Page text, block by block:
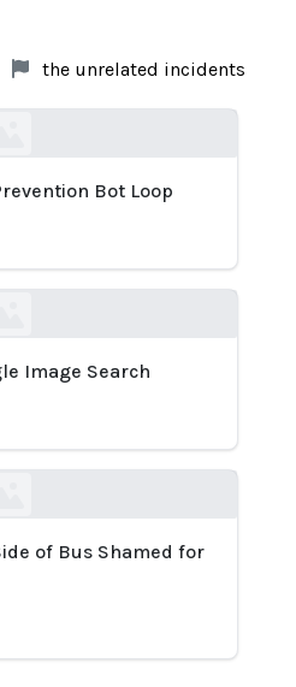
the unrelated incidents
Bot Loop
Image Search
of Bus Shamed for